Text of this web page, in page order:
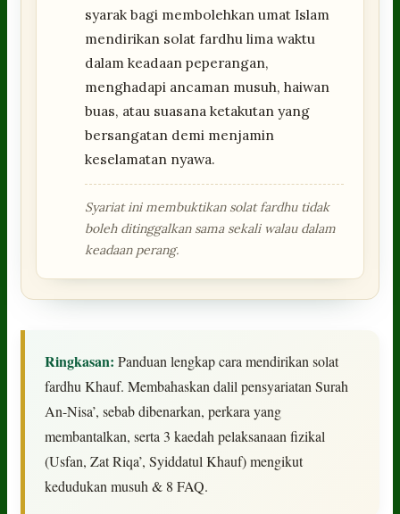
syarak bagi membolehkan umat Islam
mendirikan solat fardhu lima waktu
dalam keadaan peperangan,
menghadapi ancaman musuh, haiwan
buas, atau suasana ketakutan yang
bersangatan demi menjamin
keselamatan nyawa.
Syariat ini membuktikan solat fardhu tidak
boleh ditinggalkan sama sekali walau dalam
keadaan perang.
Ringkasan: Panduan lengkap cara mendirikan solat
fardhu Khauf. Membahaskan dalil pensyariatan Surah
An-Nisa’, sebab dibenarkan, perkara yang
membantalkan, serta 3 kaedah pelaksanaan fizikal
(Usfan, Zat Riqa’, Syiddatul Khauf) mengikut
kedudukan musuh & 8 FAQ.